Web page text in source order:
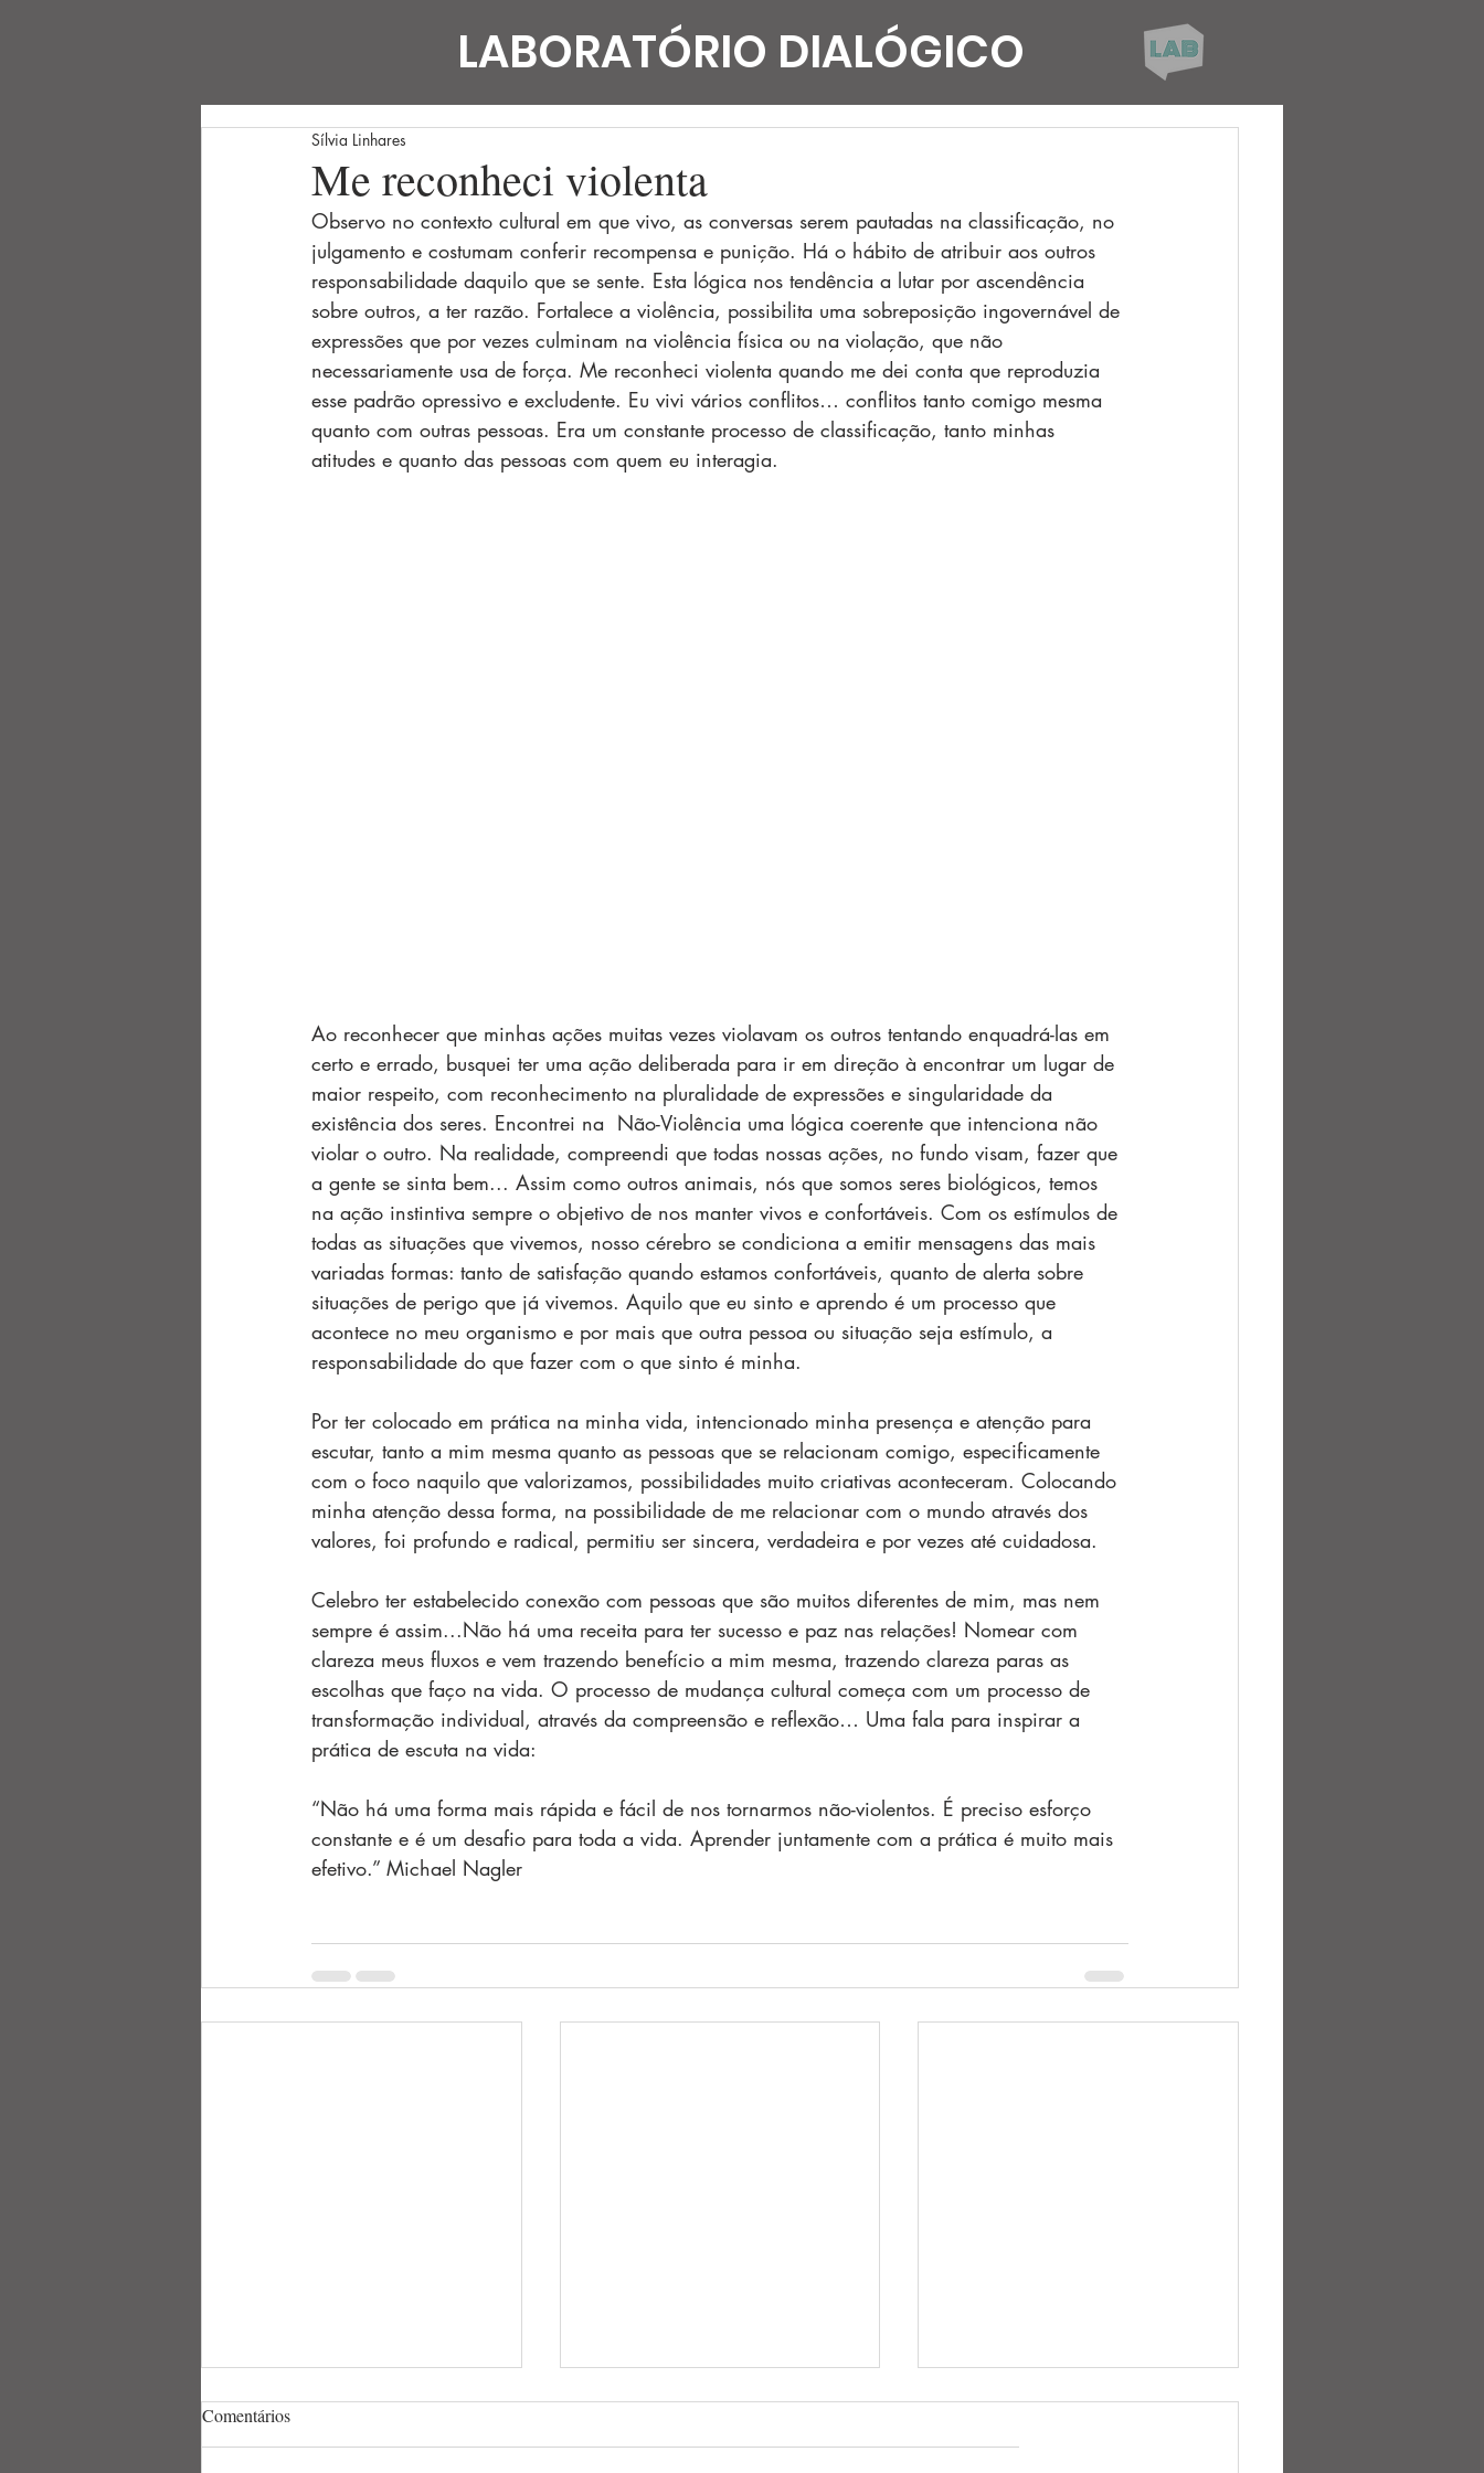
LABORATÓRIO DIALÓGICO
Me reconheci violenta
Sílvia Linhares
Observo no contexto cultural em que vivo, as conversas serem pautadas na classificação, no
julgamento e costumam conferir recompensa e punição. Há o hábito de atribuir aos outros
responsabilidade daquilo que se sente. Esta lógica nos tendência a lutar por ascendência
sobre outros, a ter razão. Fortalece a violência, possibilita uma sobreposição ingovernável de
expressões que por vezes culminam na violência física ou na violação, que não
necessariamente usa de força. Me reconheci violenta quando me dei conta que reproduzia
esse padrão opressivo e excludente. Eu vivi vários conflitos… conflitos tanto comigo mesma
quanto com outras pessoas. Era um constante processo de classificação, tanto minhas
atitudes e quanto das pessoas com quem eu interagia.
Ao reconhecer que minhas ações muitas vezes violavam os outros tentando enquadrá-las em
certo e errado, busquei ter uma ação deliberada para ir em direção à encontrar um lugar de
maior respeito, com reconhecimento na pluralidade de expressões e singularidade da
existência dos seres. Encontrei na  Não-Violência uma lógica coerente que intenciona não
violar o outro. Na realidade, compreendi que todas nossas ações, no fundo visam, fazer que
a gente se sinta bem... Assim como outros animais, nós que somos seres biológicos, temos
na ação instintiva sempre o objetivo de nos manter vivos e confortáveis. Com os estímulos de
todas as situações que vivemos, nosso cérebro se condiciona a emitir mensagens das mais
variadas formas: tanto de satisfação quando estamos confortáveis, quanto de alerta sobre
situações de perigo que já vivemos. Aquilo que eu sinto e aprendo é um processo que
acontece no meu organismo e por mais que outra pessoa ou situação seja estímulo, a
responsabilidade do que fazer com o que sinto é minha.
Por ter colocado em prática na minha vida, intencionado minha presença e atenção para
escutar, tanto a mim mesma quanto as pessoas que se relacionam comigo, especificamente
com o foco naquilo que valorizamos, possibilidades muito criativas aconteceram. Colocando
minha atenção dessa forma, na possibilidade de me relacionar com o mundo através dos
valores, foi profundo e radical, permitiu ser sincera, verdadeira e por vezes até cuidadosa.
Celebro ter estabelecido conexão com pessoas que são muitos diferentes de mim, mas nem
sempre é assim...Não há uma receita para ter sucesso e paz nas relações! Nomear com
clareza meus fluxos e vem trazendo benefício a mim mesma, trazendo clareza paras as
escolhas que faço na vida. O processo de mudança cultural começa com um processo de
transformação individual, através da compreensão e reflexão… Uma fala para inspirar a
prática de escuta na vida:
“Não há uma forma mais rápida e fácil de nos tornarmos não-violentos. É preciso esforço
constante e é um desafio para toda a vida. Aprender juntamente com a prática é muito mais
efetivo.” Michael Nagler
Comentários